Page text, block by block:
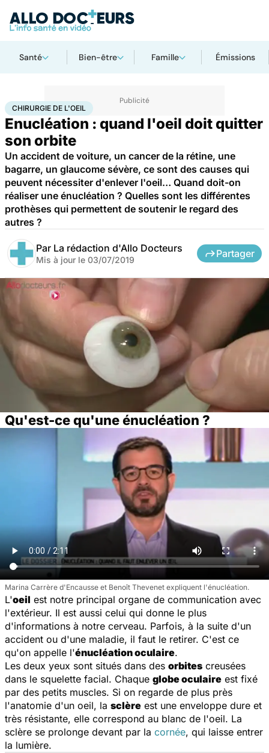
Santé Bien-être Famille Émissions
AccueilSantéMaladies Chirurgie de l'oeil
CHIRURGIE DE L'OEIL
Enucléation : quand l'oeil doit quitter
son orbite
Un accident de voiture, un cancer de la rétine, une
bagarre, un glaucome sévère, ce sont des causes qui
peuvent nécessiter d'enlever l'oeil… Quand doit-on
réaliser une énucléation ? Quelles sont les différentes
prothèses qui permettent de soutenir le regard des
autres ?
Par La rédaction d'Allo Docteurs
Mis à jour le 03/07/2019
Partager
Qu'est-ce qu'une énucléation ?
Marina Carrère d'Encausse et Benoît Thevenet expliquent l'énucléation.
L'oeil est notre principal organe de communication avec
l'extérieur. Il est aussi celui qui donne le plus
d'informations à notre cerveau. Parfois, à la suite d'un
accident ou d'une maladie, il faut le retirer. C'est ce
qu'on appelle l'énucléation oculaire.
Les deux yeux sont situés dans des orbites creusées
dans le squelette facial. Chaque globe oculaire est fixé
par des petits muscles. Si on regarde de plus près
l'anatomie d'un oeil, la sclère est une enveloppe dure et
très résistante, elle correspond au blanc de l'oeil. La
sclère se prolonge devant par la cornée, qui laisse entrer
la lumière.